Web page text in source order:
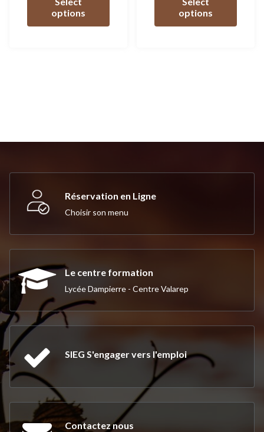
options
multiple
the
options
the
Réservation en Ligne
Choisir son menu
Le centre formation
Lycée Dampierre - Centre Valarep
SIEG S'engager vers l'emploi
Contactez nous